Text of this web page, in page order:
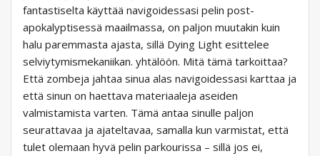
fantastiselta käyttää navigoidessasi pelin post-
apokalyptisessä maailmassa, on paljon muutakin kuin
halu paremmasta ajasta, sillä Dying Light esittelee
selviytymismekaniikan. yhtälöön. Mitä tämä tarkoittaa?
Että zombeja jahtaa sinua alas navigoidessasi karttaa ja
että sinun on haettava materiaaleja aseiden
valmistamista varten. Tämä antaa sinulle paljon
seurattavaa ja ajateltavaa, samalla kun varmistat, että
tulet olemaan hyvä pelin parkourissa – sillä jos ei,